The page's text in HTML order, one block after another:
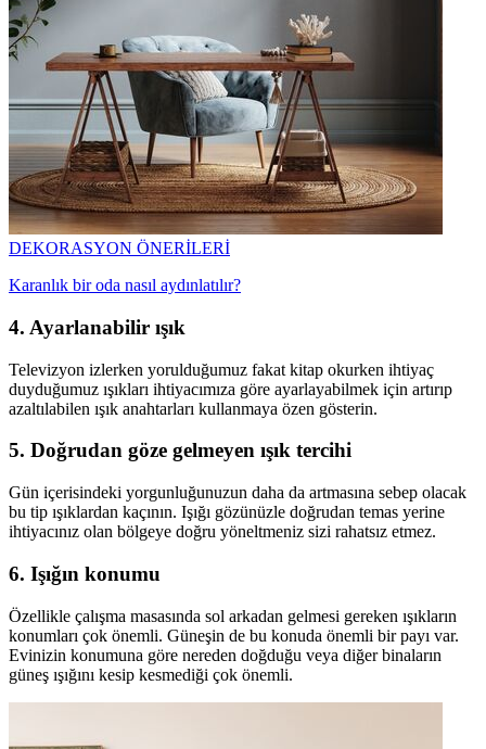
DEKORASYON ÖNERİLERİ
Karanlık bir oda nasıl aydınlatılır?
4. Ayarlanabilir ışık
Televizyon izlerken yorulduğumuz fakat kitap okurken ihtiyaç
duyduğumuz ışıkları ihtiyacımıza göre ayarlayabilmek için artırıp
azaltılabilen ışık anahtarları kullanmaya özen gösterin.
5. Doğrudan göze gelmeyen ışık tercihi
Gün içerisindeki yorgunluğunuzun daha da artmasına sebep olacak
bu tip ışıklardan kaçının. Işığı gözünüzle doğrudan temas yerine
ihtiyacınız olan bölgeye doğru yöneltmeniz sizi rahatsız etmez.
6. Işığın konumu
Özellikle çalışma masasında sol arkadan gelmesi gereken ışıkların
konumları çok önemli. Güneşin de bu konuda önemli bir payı var.
Evinizin konumuna göre nereden doğduğu veya diğer binaların
güneş ışığını kesip kesmediği çok önemli.